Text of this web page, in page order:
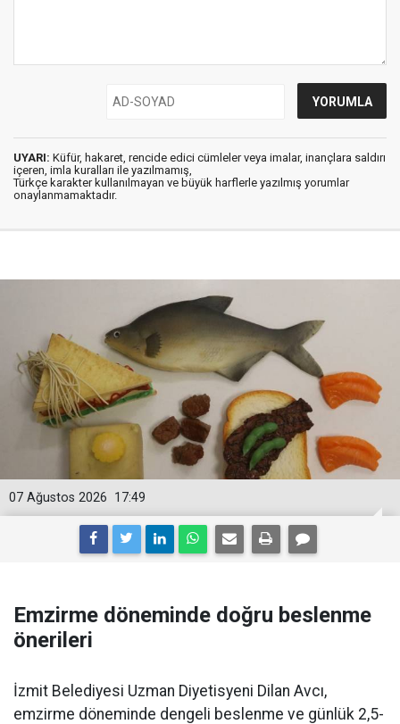
UYARI: Küfür, hakaret, rencide edici cümleler veya imalar, inançlara saldırı
içeren, imla kuralları ile yazılmamış,
Türkçe karakter kullanılmayan ve büyük harflerle yazılmış yorumlar
onaylanmamaktadır.
17:49
07 Ağustos 2026
Emzirme döneminde doğru beslenme
önerileri
İzmit Belediyesi Uzman Diyetisyeni Dilan Avcı,
emzirme döneminde dengeli beslenme ve günlük 2,5-